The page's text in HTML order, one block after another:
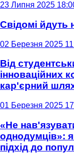
23 Липня 2025
Свідомі йдуть
02 Березня 2025
Від
інноваційних
кар'єрний
01 Березня 2025
«Не
однодумців»:
підхід до